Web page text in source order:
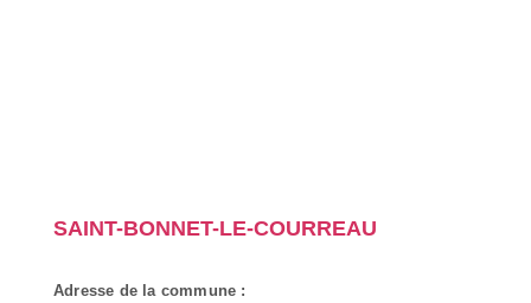
SAINT-BONNET-LE-COURREAU
Adresse de la commune :